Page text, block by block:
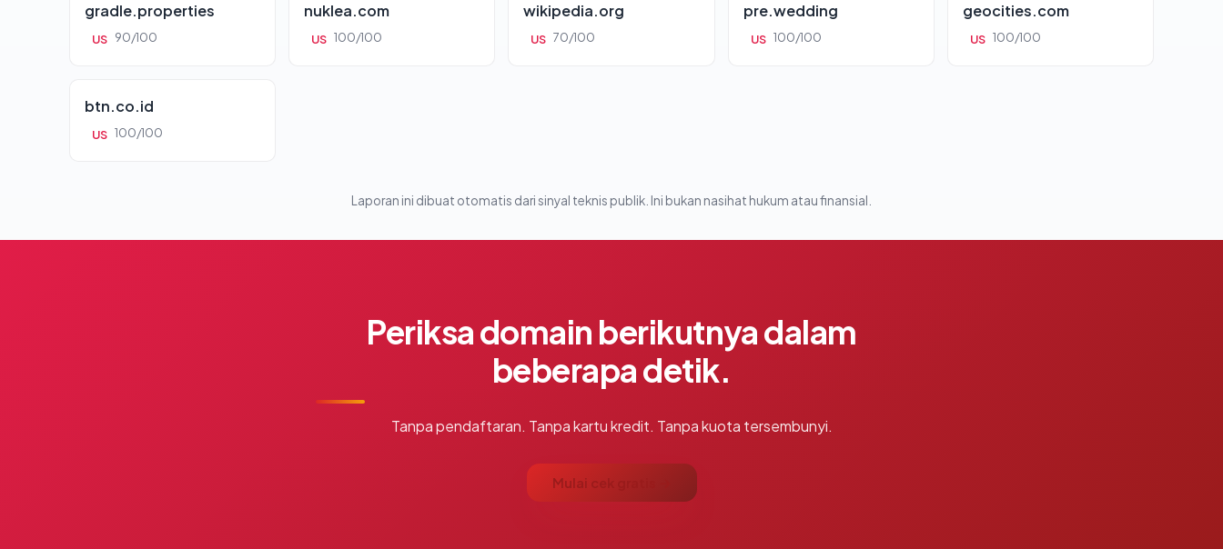
gradle.properties
US 90/100
nuklea.com
US 100/100
wikipedia.org
US 70/100
pre.wedding
US 100/100
geocities.com
US 100/100
btn.co.id
US 100/100
Laporan ini dibuat otomatis dari sinyal teknis publik. Ini bukan nasihat hukum atau finansial.
Periksa domain berikutnya dalam
beberapa detik.
Tanpa pendaftaran. Tanpa kartu kredit. Tanpa kuota tersembunyi.
Mulai cek gratis →